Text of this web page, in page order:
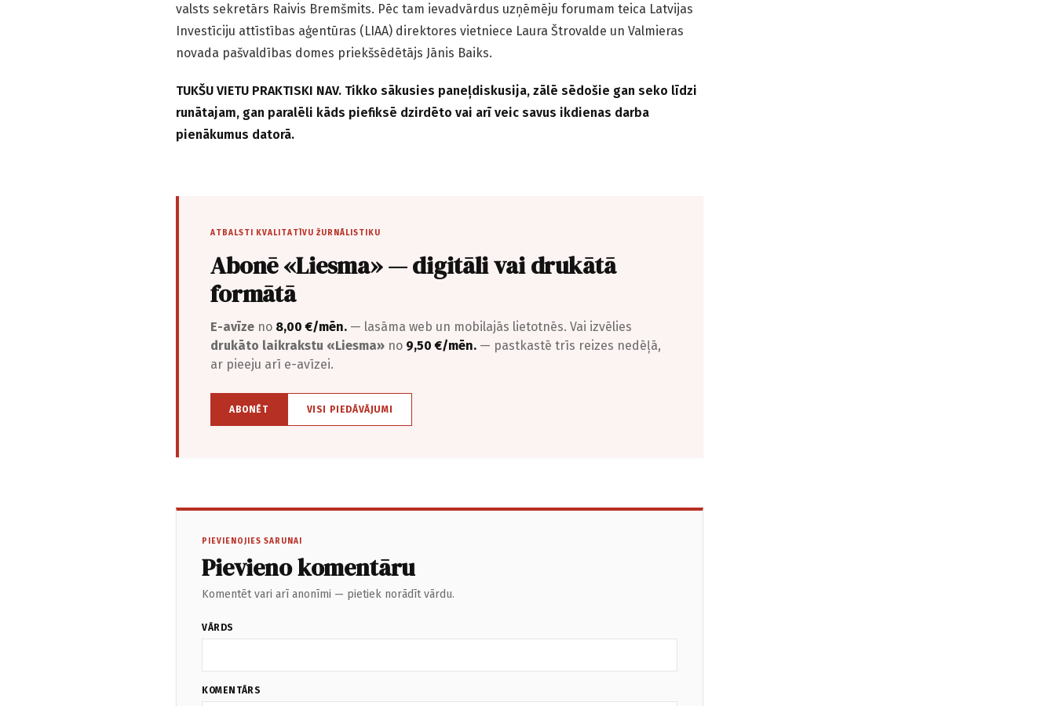
valsts sekretārs Raivis Bremšmits. Pēc tam ievadvārdus uzņēmēju forumam teica Latvijas
Investīciju attīstības aģentūras (LIAA) direktores vietniece Laura Štrovalde un Valmieras
novada pašvaldības domes priekšsēdētājs Jānis Baiks.
TUKŠU VIETU PRAKTISKI NAV. Tikko sākusies paneļdiskusija, zālē sēdošie gan seko līdzi
runātajam, gan paralēli kāds piefiksē dzirdēto vai arī veic savus ikdienas darba
pienākumus datorā.
ATBALSTI KVALITATĪVU ŽURNĀLISTIKU
Abonē «Liesma» — digitāli vai drukātā
formātā
E-avīze no 8,00 €/mēn. — lasāma web un mobilajās lietotnēs. Vai izvēlies
drukāto laikrakstu «Liesma» no 9,50 €/mēn. — pastkastē trīs reizes nedēļā,
ar pieeju arī e-avīzei.
ABONĒT VISI PIEDĀVĀJUMI
PIEVIENOJIES SARUNAI
Pievieno komentāru
Komentēt vari arī anonīmi — pietiek norādīt vārdu.
VĀRDS
KOMENTĀRS